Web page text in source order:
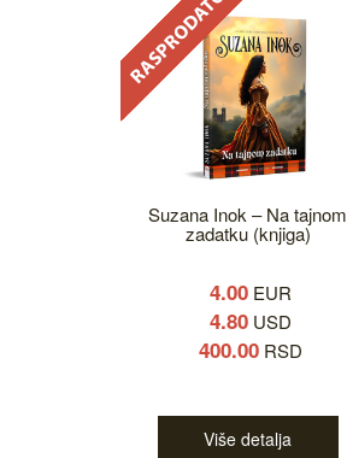
Suzana Inok – Na tajnom
zadatku (knjiga)
4.00 EUR
4.80 USD
400.00 RSD
Više detalja